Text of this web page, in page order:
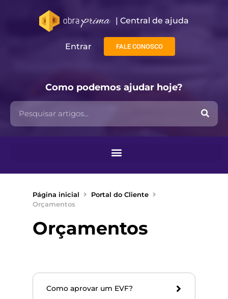
| Central de ajuda​
Entrar FALE CONOSCO
Como podemos ajudar hoje?
Página inicial
Portal do Cliente
Orçamentos
Orçamentos
Como aprovar um EVF?